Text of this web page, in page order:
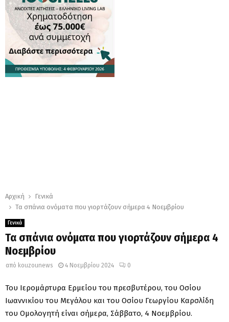
Αρχική
Γενικά
Τα σπάνια ονόματα που γιορτάζουν σήμερα 4 Νοεμβρίου
Γενικά
Τα σπάνια ονόματα που γιορτάζουν σήμερα 4
Νοεμβρίου
από kouzounews 4 Νοεμβρίου 2024 0
Του Ιερομάρτυρα Ερμείου του πρεσβυτέρου, του Οσίου
Ιωαννικίου του Μεγάλου και του Οσίου Γεωργίου Καρσλίδη
του Ομολογητή είναι σήμερα, Σάββατο, 4 Νοεμβρίου.